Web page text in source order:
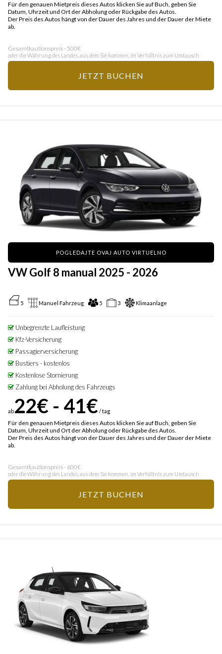
Für den genauen Mietpreis dieses Autos klicken Sie auf Buch, geben Sie
Datum, Uhrzeit und Ort der Abholung oder Rückgabe des Autos.
Der Preis des Autos hängt von der Dauer des Jahres und der Dauer der Miete
ab.
Gesamtkautionspreis - 500€
oder die Währung des Landes, aus dem Sie kommen, im Verhältnis zum Umtausch
JETZT BUCHEN
POGLEDAJTE OVAJ AUTO VIRTUELNO
VW Golf 8 manual 2025 - 2026
5 Manuel Fahrzeug 5 3 Klimaanlage
Unbegrenzte Laufleistung
Kfz-Versicherung
Passagierversicherung
Bustiers - kostenlos
Kostenlose Stornierung
Zahlung bei Abholung des Fahrzeugs
ab22€ - 41€ / tag
Für den genauen Mietpreis dieses Autos klicken Sie auf Buch, geben Sie
Datum, Uhrzeit und Ort der Abholung oder Rückgabe des Autos.
Der Preis des Autos hängt von der Dauer des Jahres und der Dauer der Miete
ab.
Gesamtkautionspreis - 600€
oder die Währung des Landes, aus dem Sie kommen, im Verhältnis zum Umtausch
JETZT BUCHEN